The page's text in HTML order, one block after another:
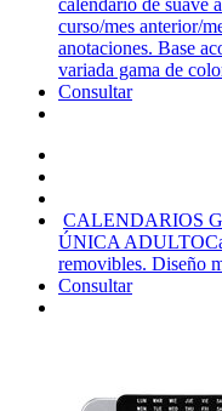
curso/mes anterior/
anotaciones. Base
variada gama de
Consultar
CALENDARIOS
ÚNICA ADULTO
removibles. Diseño
Consultar